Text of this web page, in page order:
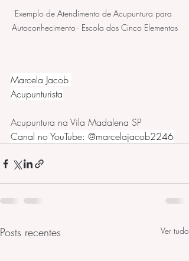
Exemplo de Atendimento de Acupuntura para
Autoconhecimento - Escola dos Cinco Elementos
Marcela Jacob
Acupunturista
Acupuntura na Vila Madalena SP
Canal no YouTube: @marcelajacob2246
Posts recentes Ver tudo